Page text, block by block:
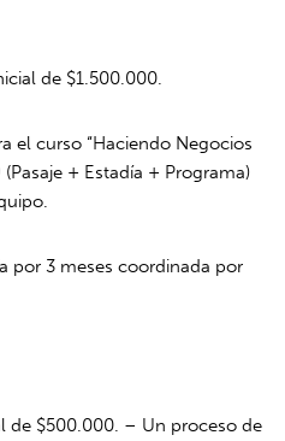
de $1.500.000.
el curso “Haciendo Negocios
+ Estadía + Programa)
por 3 meses coordinada por
de $500.000. – Un proceso de